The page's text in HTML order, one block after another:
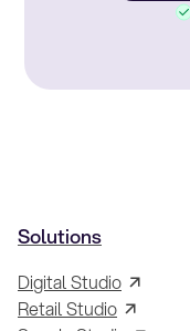
Solutions
Digital Studio
Retail Studio